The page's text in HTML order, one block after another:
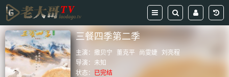
三餐四季第二季
主演：撒贝宁 董克平 尚雯婕
刘亮程
导演： 未知
状态： 已完结